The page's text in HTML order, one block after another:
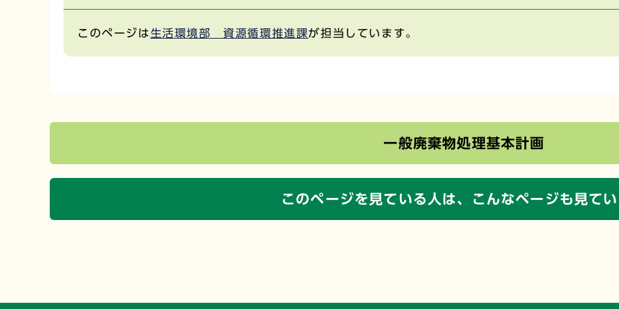
このページは生活環境部 資源循環推進課が担当しています。
一般廃棄物処理基本計画
このページを見ている人は、 こんなページも見て